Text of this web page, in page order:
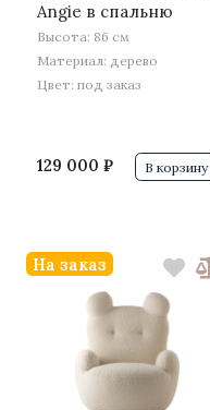
Angie в спальню
Высота: 86 см
Материал: дерево
Цвет: под заказ
129 000 ₽ В корзину
На заказ